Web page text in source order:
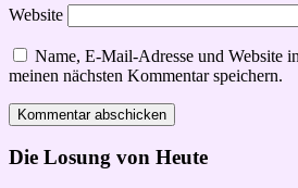
Website
Name, E-Mail-Adresse und Website
meinen nächsten Kommentar speichern.
Die Losung von Heute